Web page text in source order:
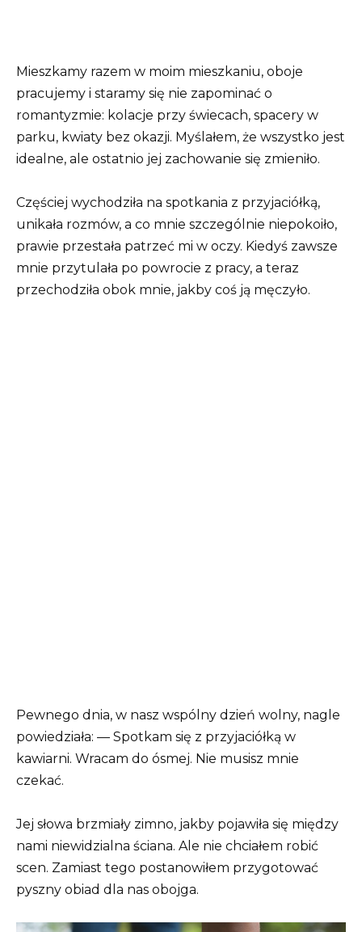
Mieszkamy razem w moim mieszkaniu, oboje
pracujemy i staramy się nie zapominać o
romantyzmie: kolacje przy świecach, spacery w
parku, kwiaty bez okazji. Myślałem, że wszystko jest
idealne, ale ostatnio jej zachowanie się zmieniło.
Częściej wychodziła na spotkania z przyjaciółką,
unikała rozmów, a co mnie szczególnie niepokoiło,
prawie przestała patrzeć mi w oczy. Kiedyś zawsze
mnie przytulała po powrocie z pracy, a teraz
przechodziła obok mnie, jakby coś ją męczyło.
Pewnego dnia, w nasz wspólny dzień wolny, nagle
powiedziała: — Spotkam się z przyjaciółką w
kawiarni. Wracam do ósmej. Nie musisz mnie
czekać.
Jej słowa brzmiały zimno, jakby pojawiła się między
nami niewidzialna ściana. Ale nie chciałem robić
scen. Zamiast tego postanowiłem przygotować
pyszny obiad dla nas obojga.